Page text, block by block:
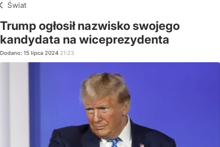
Świat
Trump ogłosił nazwisko swojego
kandydata na wiceprezydenta
Dodano: 15 lipca 2024 21:23